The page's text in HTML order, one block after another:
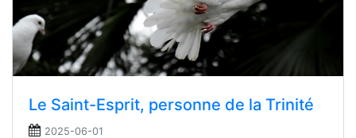
Le Saint-Esprit, personne de la Trinité
2025-06-01